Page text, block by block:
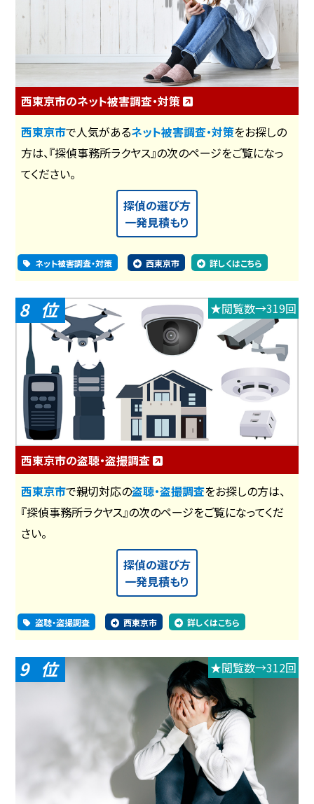
西東京市のネット被害調査・対策
西東京市で人気があるネット被害調査・対策をお探しの
方は、『探偵事務所ラクヤス』の次のページをご覧になっ
てください。
探偵の選び方
一発見積もり
ネット被害調査・対策 西東京市 詳しくはこちら
8 ★閲覧数→319回
西東京市の盗聴・盗撮調査
西東京市で親切対応の盗聴・盗撮調査をお探しの方は、
『探偵事務所ラクヤス』の次のページをご覧になってくだ
さい。
探偵の選び方
一発見積もり
盗聴・盗撮調査 西東京市 詳しくはこちら
9 ★閲覧数→312回